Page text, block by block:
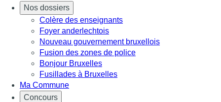
Nos dossiers
Colère des enseignants
Foyer anderlechtois
Nouveau gouvernement bruxellois
Fusion des zones de police
Bonjour Bruxelles
Fusillades à Bruxelles
Ma Commune
Concours